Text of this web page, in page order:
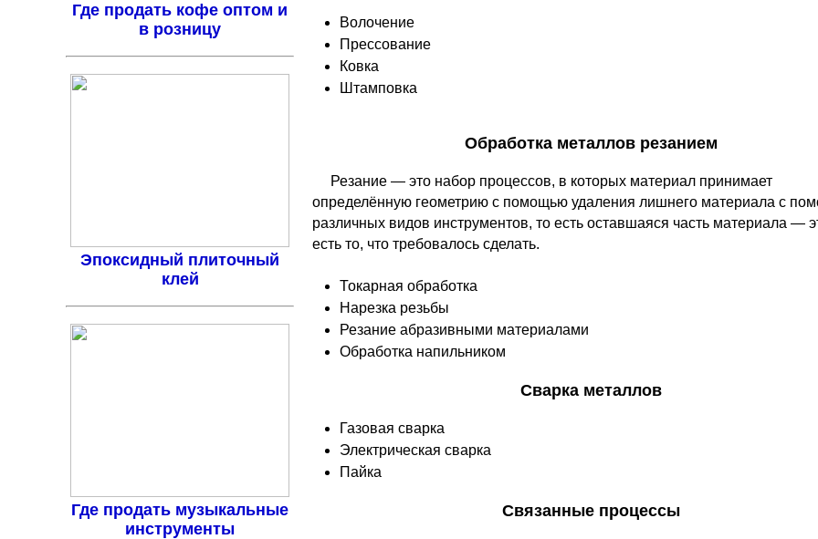
Волочение
Прессование
Ковка
Штамповка
Обработка металлов резанием
Резание — это набор процессов, в которых материал принимает
определённую геометрию с помощью удаления лишнего материала с
различных видов инструментов, то есть оставшаяся часть материала —
есть то, что требовалось сделать.
Токарная обработка
Нарезка резьбы
Резание абразивными материалами
Обработка напильником
Сварка металлов
Газовая сварка
Электрическая сварка
Пайка
Связанные процессы
Где продать кофе оптом и
в розницу
Эпоксидный плиточный
клей
Где продать музыкальные
инструменты